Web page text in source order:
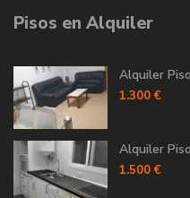
Pisos en Alquiler
Alquiler
1.300 €
Alquiler
1.500 €